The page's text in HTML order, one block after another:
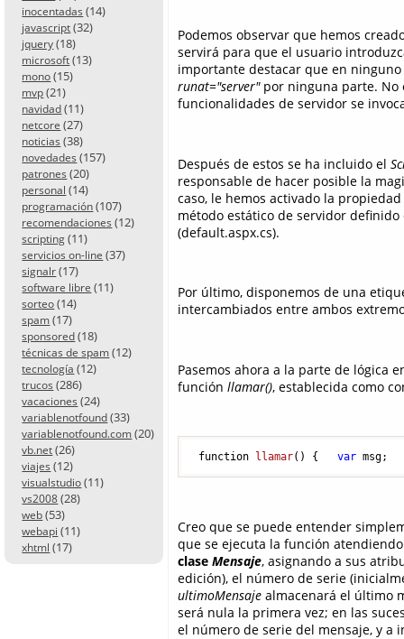
inocentadas (14)
javascript (32)
jquery (18)
microsoft (13)
mono (15)
mvp (21)
navidad (11)
netcore (27)
noticias (38)
novedades (157)
patrones (20)
personal (14)
programación (107)
recomendaciones (12)
scripting (11)
servicios on-line (37)
signalr (17)
software libre (11)
sorteo (14)
spam (17)
sponsored (18)
técnicas de spam (12)
tecnología (12)
trucos (286)
vacaciones (24)
variablenotfound (33)
variablenotfound.com (20)
vb.net (26)
viajes (12)
visualstudio (11)
vs2008 (28)
web (53)
webapi (11)
xhtml (17)
Podemos observar que hemos
servirá para que el usuario
importante destacar que en
runat="server"por ninguna parte. No
funcionalidades de servidor se
Después de estos se ha incluido el
responsable de hacer posible la
caso, le hemos activado la propiedad
método estático de servidor
(default.aspx.cs).
Por último, disponemos de una
intercambiados entre ambos
Pasemos ahora a la parte de lógica
función llamar(), establecida como
function llamar() { var
Creo que se puede entender
que se ejecuta la función
clase Mensaje, asignando a sus
edición), el número de serie
ultimoMensaje almacenará el último
será nula la primera vez; en las
el número de serie del mensaje, y